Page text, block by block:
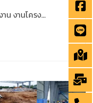
าน งานโครง…